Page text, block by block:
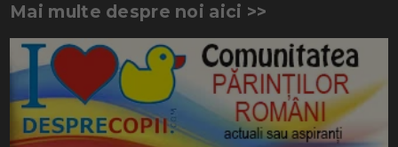
Mai multe despre noi aici >>